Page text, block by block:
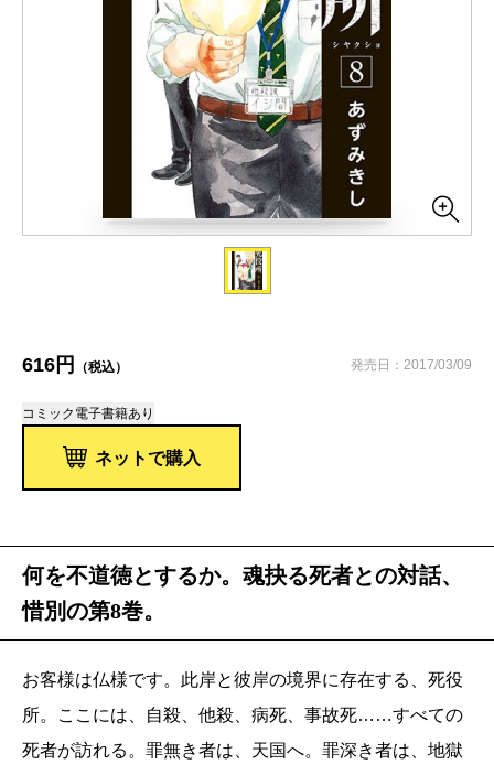
616円 （税込） 発売日：2017/03/09
コミック 電子書籍あり
ネットで購入
何を不道徳とするか。魂抉る死者との対話、
惜別の第8巻。
お客様は仏様です。此岸と彼岸の境界に存在する、死役
所。ここには、自殺、他殺、病死、事故死……すべての
死者が訪れる。罪無き者は、天国へ。罪深き者は、地獄